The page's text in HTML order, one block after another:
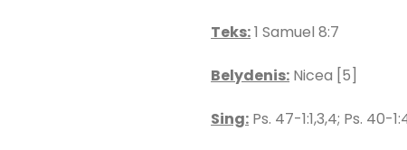
Teks:1 Samuel 8:7
Belydenis: Nicea [5]
Sing: Ps. 47-1:1,3,4; Ps. 40-